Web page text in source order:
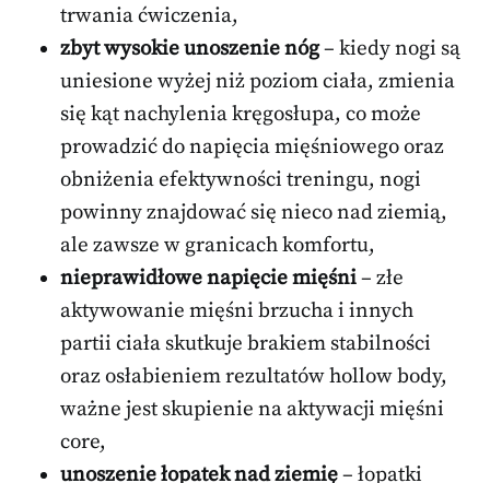
trwania ćwiczenia,
zbyt wysokie unoszenie nóg– kiedy nogi są
uniesione wyżej niż poziom ciała, zmienia
się kąt nachylenia kręgosłupa, co może
prowadzić do napięcia mięśniowego oraz
obniżenia efektywności treningu, nogi
powinny znajdować się nieco nad ziemią,
ale zawsze w granicach komfortu,
nieprawidłowe napięcie mięśni– złe
aktywowanie mięśni brzucha i innych
partii ciała skutkuje brakiem stabilności
oraz osłabieniem rezultatów hollow body,
ważne jest skupienie na aktywacji mięśni
core,
unoszenie łopatek nad ziemię– łopatki